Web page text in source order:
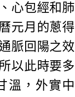
心包經和肺
元月的蔥得
脈回陽之效
以此時要多
溫，外實中